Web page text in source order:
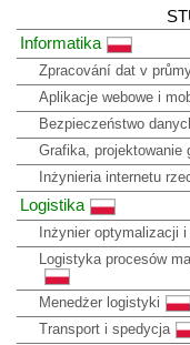
Informatika
Zpracování dat v
Aplikacje webowe i
Bezpieczeństwo
Grafika, projektowanie
Inżynieria internetu
Logistika
Inżynier optymalizacji
Logistyka procesów
Menedżer logistyki
Transport i spedycja